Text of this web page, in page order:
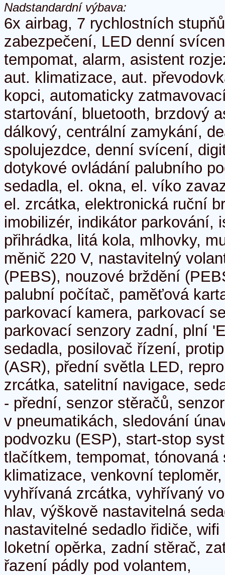
Nadstandardní výbava:
6x airbag, 7 rychlostních
zabezpečení, LED denní
tempomat, alarm, asistent
aut. klimatizace, aut.
kopci, automaticky
startování, bluetooth, brzdový
dálkový, centrální zamykání,
spolujezdce, denní svícení,
dotykové ovládání palubního
sedadla, el. okna, el. víko
el. zrcátka, elektronická ruční
imobilizér, indikátor parkování,
přihrádka, litá kola, mlhovky,
měnič 220 V, nastavitelný
(PEBS), nouzové brždění
palubní počítač, paměťová
parkovací kamera, parkovací
parkovací senzory zadní, plní
sedadla, posilovač řízení,
(ASR), přední světla LED,
zrcátka, satelitní navigace,
- přední, senzor stěračů,
v pneumatikách, sledování
podvozku (ESP), start-stop
tlačítkem, tempomat, tónovaná
klimatizace, venkovní
vyhřívaná zrcátka, vyhřívaný
hlav, výškově nastavitelná
nastavitelné sedadlo řidiče,
loketní opěrka, zadní stěrač,
řazení pádly pod volantem,